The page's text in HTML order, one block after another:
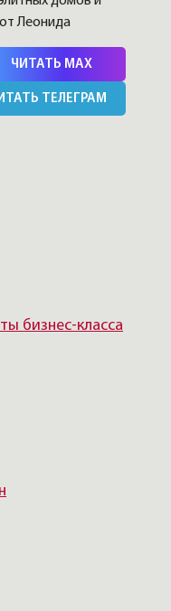
cполитикой
Леонида
ЧИТАТЬ MAX
ТЕЛЕГРАМ
бизнес-класса